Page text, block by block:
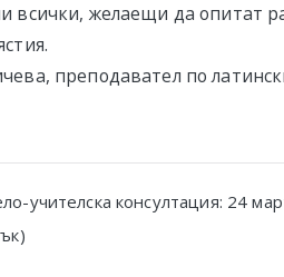
всички, желаещи да опитат
преподавател по
учителска консултация: 24